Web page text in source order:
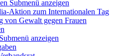
Submenü anzeigen
Aktion zum Internationalen Tag
von Gewalt gegen Frauen
Submenü anzeigen